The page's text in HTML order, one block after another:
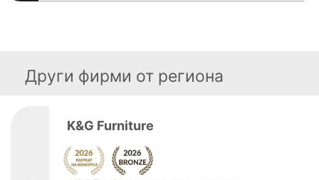
Други фирми от региона
K&G Furniture